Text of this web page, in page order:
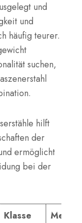
und
und
häufig teurer.
suchen,
hilft
der
ermöglicht
bei der
Klasse